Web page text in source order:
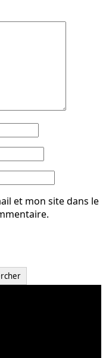
et mon site dans le